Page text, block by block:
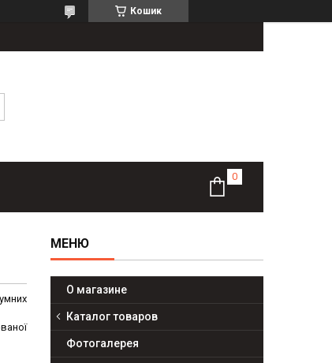
Кошик
О магазине
Каталог товаров
Фотогалерея